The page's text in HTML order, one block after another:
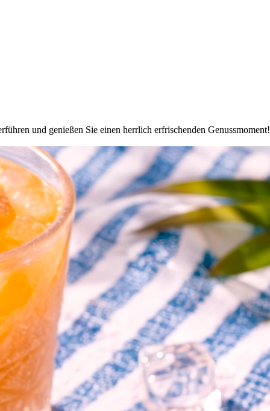
und genießen Sie einen herrlich erfrischenden Genussmoment!